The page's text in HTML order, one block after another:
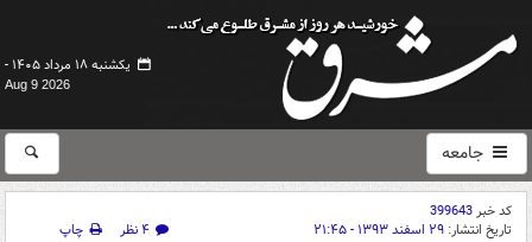
یکشنبه ۱۸ مرداد ۱۴۰۵ -
Aug 9 2026
جامعه
کد خبر399643
تاریخ انتشار: ۲۹ اسفند ۱۳۹۳ - ۲۱:۴۵ ۴ نظر
چاپ